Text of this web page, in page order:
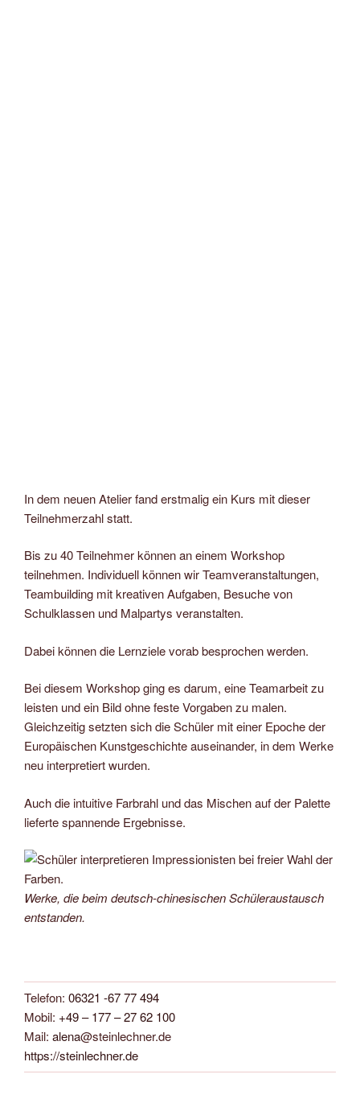
In dem neuen Atelier fand erstmalig ein Kurs mit dieser
Teilnehmerzahl statt.
Bis zu 40 Teilnehmer können an einem Workshop
teilnehmen. Individuell können wir Teamveranstaltungen,
Teambuilding mit kreativen Aufgaben, Besuche von
Schulklassen und Malpartys veranstalten.
Dabei können die Lernziele vorab besprochen werden.
Bei diesem Workshop ging es darum, eine Teamarbeit zu
leisten und ein Bild ohne feste Vorgaben zu malen.
Gleichzeitig setzten sich die Schüler mit einer Epoche der
Europäischen Kunstgeschichte auseinander, in dem Werke
neu interpretiert wurden.
Auch die intuitive Farbrahl und das Mischen auf der Palette
lieferte spannende Ergebnisse.
Werke, die beim deutsch-chinesischen Schüleraustausch
entstanden.
Telefon: 06321 -67 77 494
Mobil: +49 – 177 – 27 62 100
Mail: alena@steinlechner.de
https://steinlechner.de